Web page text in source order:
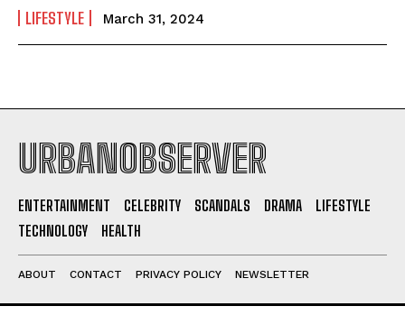
I've read and accept the
LIFESTYLE March 31, 2024
URBANOBSERVER
ENTERTAINMENT CELEBRITY SCANDALS DRAMA
LIFESTYLE
TECHNOLOGY
HEALTH
ABOUT CONTACT PRIVACY POLICY NEWSLETTER